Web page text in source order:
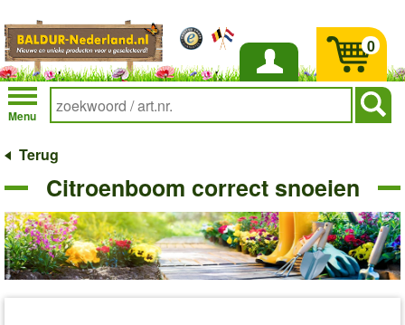
Inloggen
Menu
0
Terug
Citroenboom correct snoeien